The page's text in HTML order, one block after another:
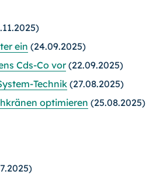
ein (24.09.2025)
Cds-Co vor(22.09.2025)
Technik (27.08.2025)
optimieren (25.08.2025)